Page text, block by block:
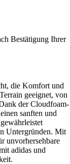
Bestätigung Ihrer
die Komfort und
geeignet, von
der Cloudfoam-
sanften und
Untergründen. Mit
unvorhersehbare
adidas und